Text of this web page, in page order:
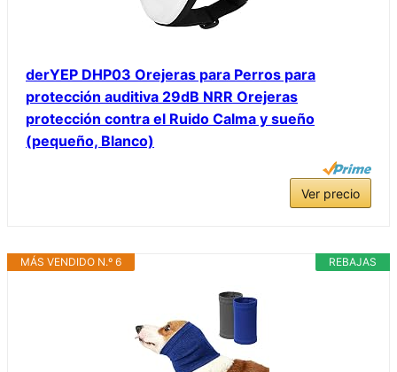
derYEP DHP03 Orejeras para Perros para
protección auditiva 29dB NRR Orejeras
protección contra el Ruido Calma y sueño
(pequeño, Blanco)
Ver precio
REBAJAS
MÁS VENDIDO N.º 6